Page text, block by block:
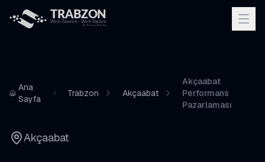
Ana
Sayfa
Trabzon Akçaabat
Akçaabat
Performans
Pazarlaması
Akçaabat